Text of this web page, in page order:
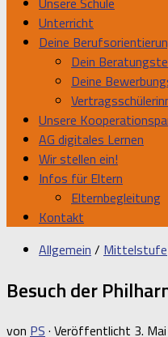
Unterricht
Deine
Dein
Deine
Unsere
AG digitales Lernen
Wir stellen ein!
Infos für Eltern
Elternbegleitung
Kontakt
Allgemein / Mittelstufe
Besuch der
von PS · Veröffentlicht 3.